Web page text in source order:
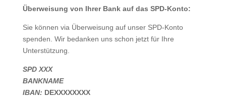
Überweisung von Ihrer Bank auf das SPD-Konto:
Sie können via Überweisung auf unser SPD-Konto
spenden. Wir bedanken uns schon jetzt für Ihre
Unterstützung.
SPD XXX
BANKNAME
IBAN: DEXXXXXXXX